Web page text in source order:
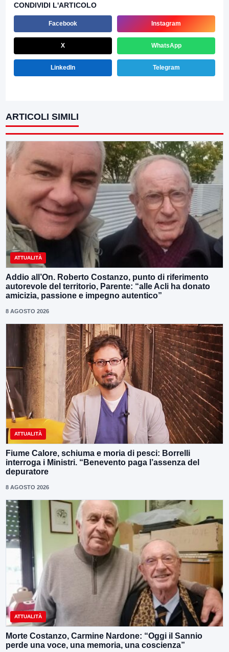
CONDIVIDI L'ARTICOLO
Facebook Instagram
X WhatsApp
LinkedIn Telegram
ARTICOLI SIMILI
ATTUALITÀ
Addio all’On. Roberto Costanzo, punto di riferimento
autorevole del territorio, Parente: “alle Acli ha donato
amicizia, passione e impegno autentico”
8 AGOSTO 2026
ATTUALITÀ
Fiume Calore, schiuma e moria di pesci: Borrelli
interroga i Ministri. “Benevento paga l’assenza del
depuratore
8 AGOSTO 2026
ATTUALITÀ
Morte Costanzo, Carmine Nardone: “Oggi il Sannio
perde una voce, una memoria, una coscienza”